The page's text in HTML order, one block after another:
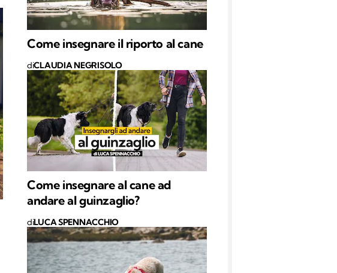
Come insegnare il riporto al cane
diCLAUDIA NEGRISOLO
Come insegnare al cane ad
andare al guinzaglio?
diLUCA SPENNACCHIO